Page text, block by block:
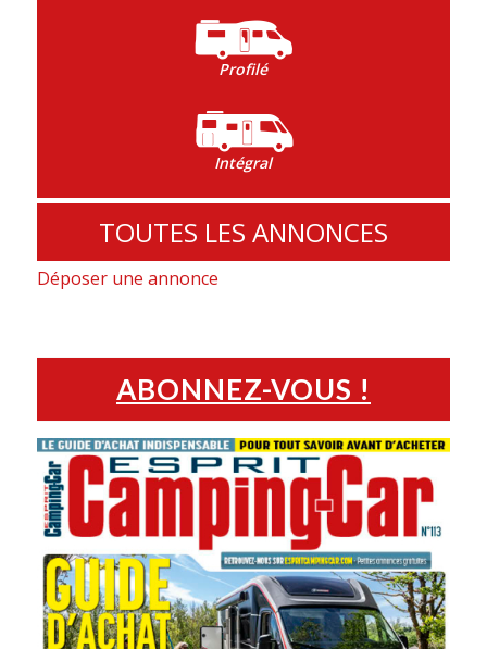
Profilé
Intégral
TOUTES LES ANNONCES
Déposer une annonce
ABONNEZ-VOUS !